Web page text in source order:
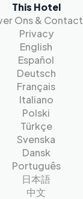
This Hotel
Ons & Contact
Privacy
English
Español
Deutsch
Français
Italiano
Polski
Türkçe
Svenska
Dansk
Português
日本語
中文